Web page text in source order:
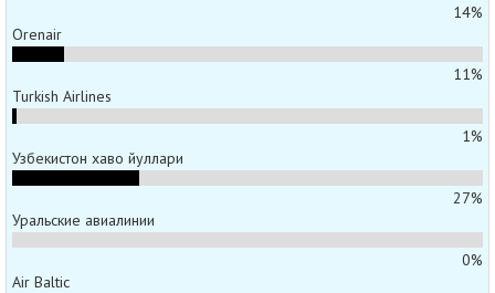
14%
Orenair
11%
Turkish Airlines
1%
Узбекистон хаво йуллари
27%
Уральские авиалинии
0%
Air Baltic